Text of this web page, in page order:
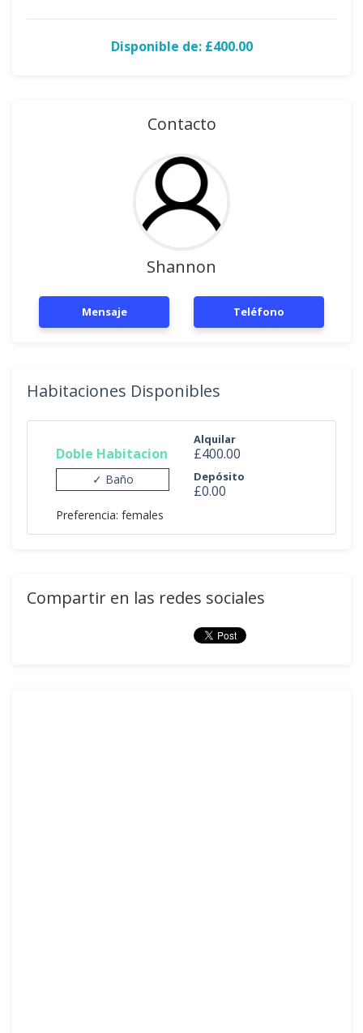
Disponible de: £400.00
Contacto
Shannon
Mensaje Teléfono
Habitaciones Disponibles
Doble Habitacion
✓ Baño
Alquilar
£400.00
Depósito
£0.00
Preferencia: females
Compartir en las redes sociales